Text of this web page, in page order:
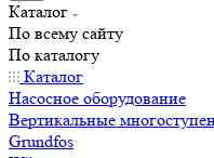
Каталог
По всему сайту
По каталогу
Каталог
Насосное оборудование
Вертикальные
Grundfos